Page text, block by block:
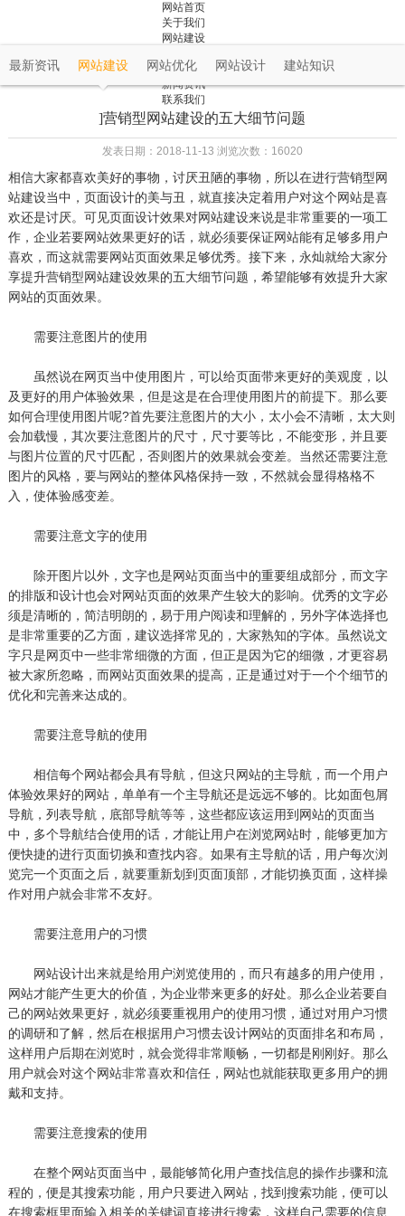
网站首页
关于我们
网站建设
解决方案
新闻资讯
联系我们
最新资讯 网站建设 网站优化 网站设计 建站知识
]营销型网站建设的五大细节问题
发表日期：2018-11-13 浏览次数：16020
相信大家都喜欢美好的事物，讨厌丑陋的事物，所以在进行营销型网
站建设当中，页面设计的美与丑，就直接决定着用户对这个网站是喜
欢还是讨厌。可见页面设计效果对网站建设来说是非常重要的一项工
作，企业若要网站效果更好的话，就必须要保证网站能有足够多用户
喜欢，而这就需要网站页面效果足够优秀。接下来，永灿就给大家分
享提升营销型网站建设效果的五大细节问题，希望能够有效提升大家
网站的页面效果。
需要注意图片的使用
虽然说在网页当中使用图片，可以给页面带来更好的美观度，以
及更好的用户体验效果，但是这是在合理使用图片的前提下。那么要
如何合理使用图片呢?首先要注意图片的大小，太小会不清晰，太大则
会加载慢，其次要注意图片的尺寸，尺寸要等比，不能变形，并且要
与图片位置的尺寸匹配，否则图片的效果就会变差。当然还需要注意
图片的风格，要与网站的整体风格保持一致，不然就会显得格格不
入，使体验感变差。
需要注意文字的使用
除开图片以外，文字也是网站页面当中的重要组成部分，而文字
的排版和设计也会对网站页面的效果产生较大的影响。优秀的文字必
须是清晰的，简洁明朗的，易于用户阅读和理解的，另外字体选择也
是非常重要的乙方面，建议选择常见的，大家熟知的字体。虽然说文
字只是网页中一些非常细微的方面，但正是因为它的细微，才更容易
被大家所忽略，而网站页面效果的提高，正是通过对于一个个细节的
优化和完善来达成的。
需要注意导航的使用
相信每个网站都会具有导航，但这只网站的主导航，而一个用户
体验效果好的网站，单单有一个主导航还是远远不够的。比如面包屑
导航，列表导航，底部导航等等，这些都应该运用到网站的页面当
中，多个导航结合使用的话，才能让用户在浏览网站时，能够更加方
便快捷的进行页面切换和查找内容。如果有主导航的话，用户每次浏
览完一个页面之后，就要重新划到页面顶部，才能切换页面，这样操
作对用户就会非常不友好。
需要注意用户的习惯
网站设计出来就是给用户浏览使用的，而只有越多的用户使用，
网站才能产生更大的价值，为企业带来更多的好处。那么企业若要自
己的网站效果更好，就必须要重视用户的使用习惯，通过对用户习惯
的调研和了解，然后在根据用户习惯去设计网站的页面排名和布局，
这样用户后期在浏览时，就会觉得非常顺畅，一切都是刚刚好。那么
用户就会对这个网站非常喜欢和信任，网站也就能获取更多用户的拥
戴和支持。
需要注意搜索的使用
在整个网站页面当中，最能够简化用户查找信息的操作步骤和流
程的，便是其搜索功能，用户只要进入网站，找到搜索功能，便可以
在搜索框里面输入相关的关键词直接进行搜索，这样自己需要的信息